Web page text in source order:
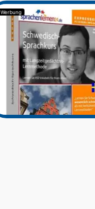
Werbung